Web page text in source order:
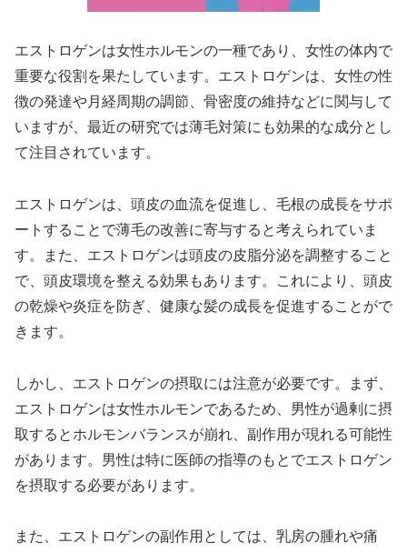
エストロゲンは女性ホルモンの一種であり、女性の体内で
重要な役割を果たしています。エストロゲンは、女性の性
徴の発達や月経周期の調節、骨密度の維持などに関与して
いますが、最近の研究では薄毛対策にも効果的な成分とし
て注目されています。
エストロゲンは、頭皮の血流を促進し、毛根の成長をサポ
ートすることで薄毛の改善に寄与すると考えられていま
す。また、エストロゲンは頭皮の皮脂分泌を調整すること
で、頭皮環境を整える効果もあります。これにより、頭皮
の乾燥や炎症を防ぎ、健康な髪の成長を促進することがで
きます。
しかし、エストロゲンの摂取には注意が必要です。まず、
エストロゲンは女性ホルモンであるため、男性が過剰に摂
取するとホルモンバランスが崩れ、副作用が現れる可能性
があります。男性は特に医師の指導のもとでエストロゲン
を摂取する必要があります。
また、エストロゲンの副作用としては、乳房の腫れや痛